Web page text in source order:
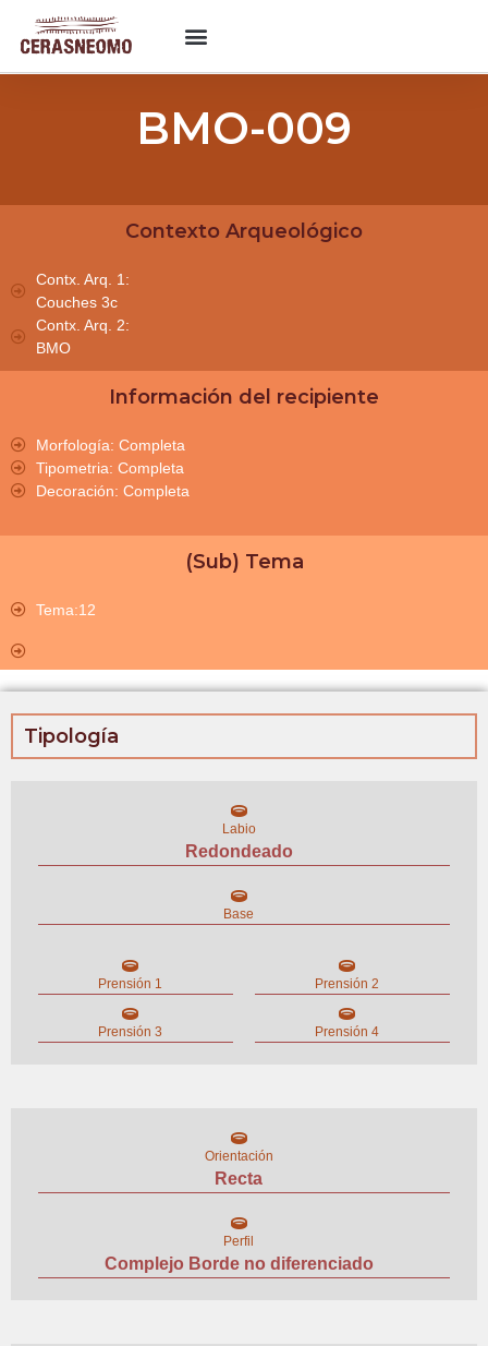
BMO-009
Contexto Arqueológico
Contx. Arq. 1:
Couches 3c
Contx. Arq. 2:
BMO
Información del recipiente
Morfología: Completa
Tipometria: Completa
Decoración: Completa
(Sub) Tema
Tema:12
Tipología
Labio
Redondeado
Base
Prensión 1 Prensión 2
Prensión 3 Prensión 4
Orientación
Recta
Perfil
Complejo Borde no diferenciado